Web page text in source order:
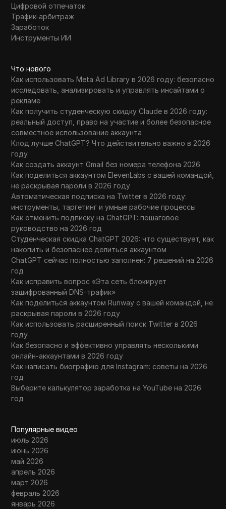
Цифровой отпечаток
Трафик-арбитраж
Заработок
Инструменты ИИ
Что нового
Как использовать Meta Ad Library в 2026 году: безопасно
исследовать, анализировать и управлять инсайтами о
рекламе
Как получить студенческую скидку Claude в 2026 году:
реальный доступ, право на участие и более безопасное
совместное использование аккаунта
Клод лучше ChatGPT? Что действительно важно в 2026
году
Как создать аккаунт Gmail без номера телефона 2026
Как поделиться аккаунтом ElevenLabs с вашей командой,
не раскрывая пароли в 2026 году
Автоматическая подписка на Twitter в 2026 году:
инструменты, таргетинг и умные рабочие процессы
Как отменить подписку на ChatGPT: пошаговое
руководство на 2026 год
Студенческая скидка ChatGPT 2026: что существует, как
накопить и безопаснее делиться аккаунтом
ChatGPT сейчас полностью заполнен: 7 решений на 2026
год
Как исправить вопрос «Эта сеть блокирует
зашифрованный DNS-трафик»
Как поделиться аккаунтом Runway с вашей командой, не
раскрывая пароли в 2026 году
Как использовать расширенный поиск Twitter в 2026
году
Как безопасно и эффективно управлять несколькими
онлайн-аккаунтами в 2026 году
Как написать биографию для Instagram: советы на 2026
год
Выберите калькулятор заработка на YouTube на 2026
год
Популярные видео
июль 2026
июнь 2026
май 2026
апрель 2026
март 2026
февраль 2026
январь 2026